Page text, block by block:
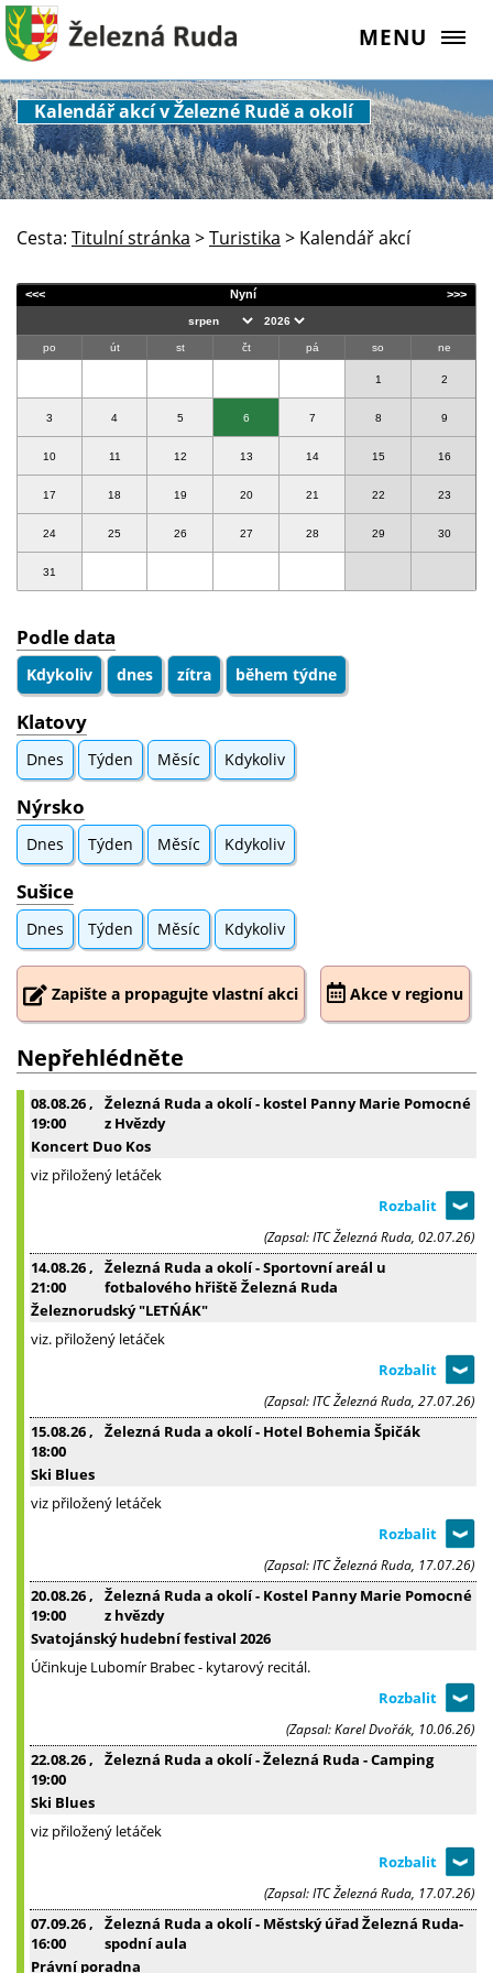
MENU
Kalendář akcí v Železné Rudě a okolí
Cesta: Titulní stránka >Turistika > Kalendář akcí
<<< Nyní >>>
po út st čt pá so ne
1 2
3 4 5 6 7 8 9
10 11 12 13 14 15 16
17 18 19 20 21 22 23
24 25 26 27 28 29 30
31
Podle data
Kdykoliv dnes zítra během týdne
Klatovy
Dnes Týden Měsíc Kdykoliv
Nýrsko
Dnes Týden Měsíc Kdykoliv
Sušice
Dnes Týden Měsíc Kdykoliv
Zapište a propagujte vlastní akci Akce v regionu
Nepřehlédněte
08.08.26,
19:00
Železná Ruda a okolí - kostel Panny Marie Pomocné
z Hvězdy
Koncert Duo Kos
viz přiložený letáček
(Zapsal: ITC Železná Ruda, 02.07.26)
14.08.26,
21:00
Železná Ruda a okolí - Sportovní areál u
fotbalového hřiště Železná Ruda
Železnorudský "LETŃÁK"
viz. přiložený letáček
(Zapsal: ITC Železná Ruda, 27.07.26)
15.08.26,
18:00
Železná Ruda a okolí - Hotel Bohemia Špičák
Ski Blues
viz přiložený letáček
(Zapsal: ITC Železná Ruda, 17.07.26)
20.08.26,
19:00
Železná Ruda a okolí - Kostel Panny Marie Pomocné
z hvězdy
Svatojánský hudební festival 2026
Účinkuje Lubomír Brabec - kytarový recitál.
(Zapsal: Karel Dvořák, 10.06.26)
22.08.26,
19:00
Železná Ruda a okolí - Železná Ruda - Camping
Ski Blues
viz přiložený letáček
(Zapsal: ITC Železná Ruda, 17.07.26)
07.09.26,
16:00
Železná Ruda a okolí - Městský úřad Železná Ruda-
spodní aula
Právní poradna